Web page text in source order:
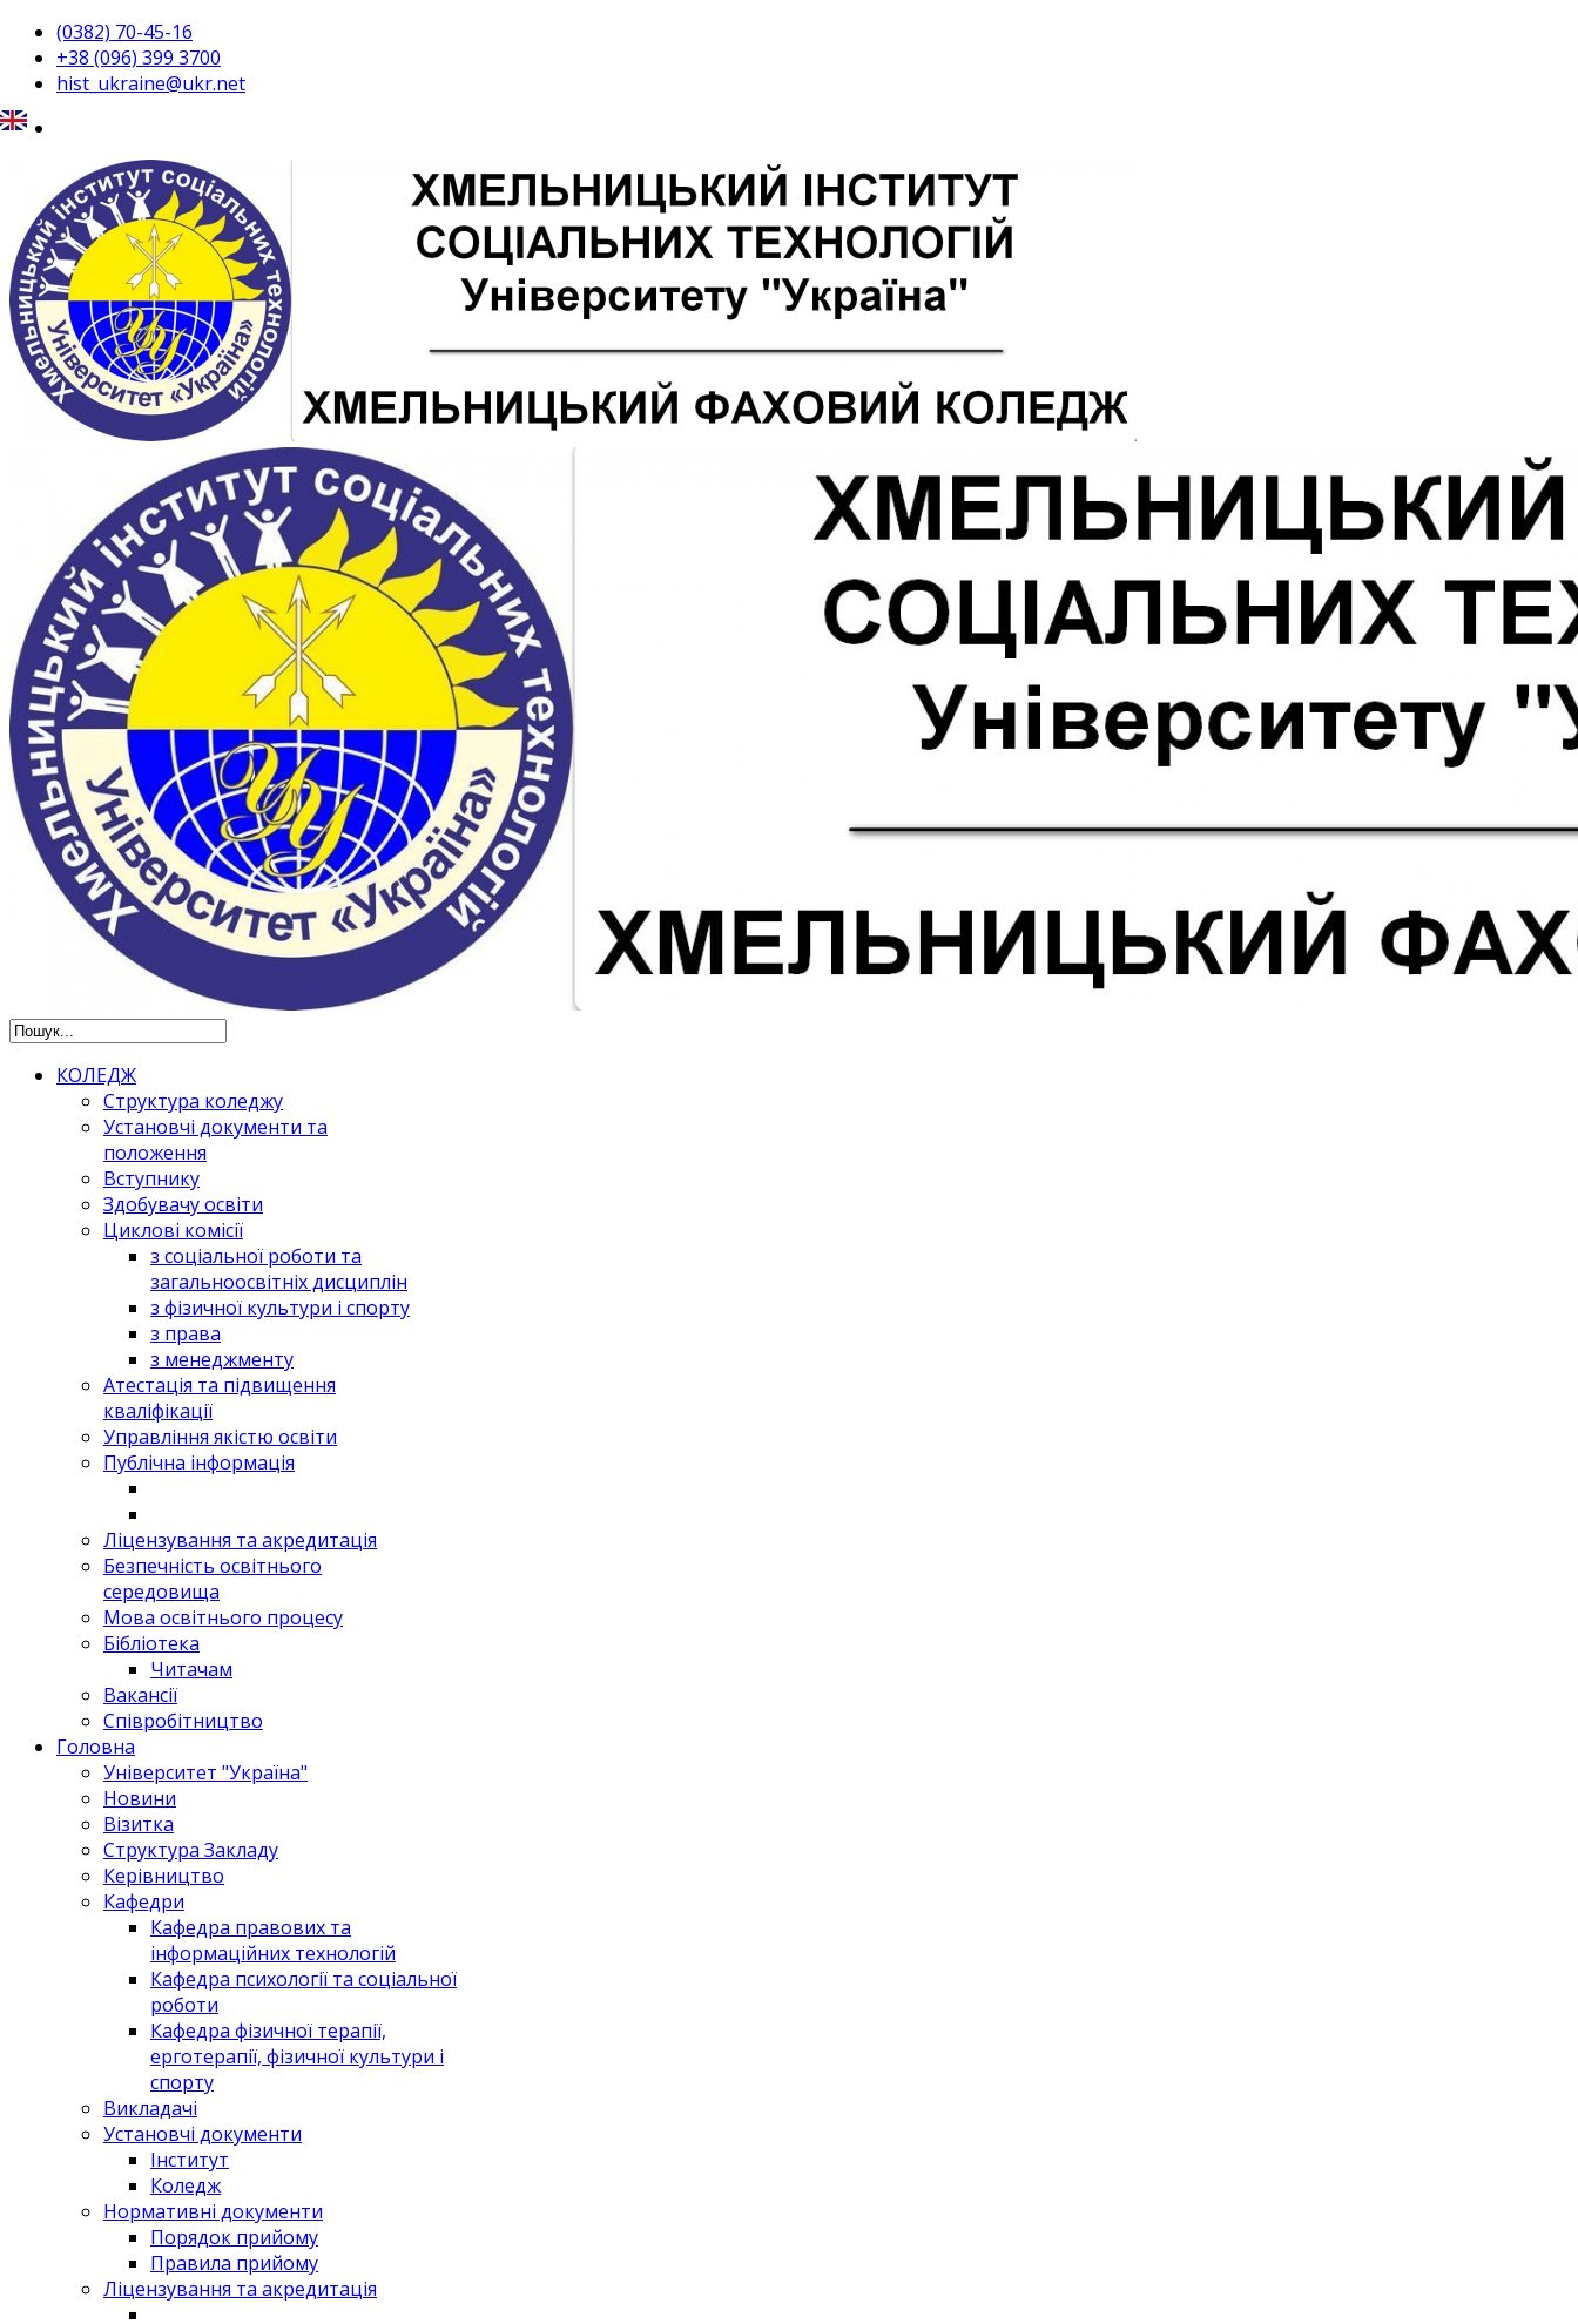
(0382) 70-45-16
+38 (096) 399 3700
hist_ukraine@ukr.net
КОЛЕДЖ
Структура коледжу
Установчі документи та
положення
Вступнику
Здобувачу освіти
Циклові комісії
з соціальної роботи та
загальноосвітніх дисциплін
з фізичної культури і спорту
з права
з менеджменту
Атестація та підвищення
кваліфікації
Управління якістю освіти
Публічна інформація
Ліцензування та акредитація
Безпечність освітнього
середовища
Мова освітнього процесу
Бібліотека
Читачам
Вакансії
Співробітництво
Головна
Університет "Україна"
Новини
Візитка
Структура Закладу
Керівництво
Кафедри
Кафедра правових та
інформаційних технологій
Кафедра психології та соціальної
роботи
Кафедра фізичної терапії,
ерготерапії, фізичної культури і
спорту
Викладачі
Установчі документи
Інститут
Коледж
Нормативні документи
Порядок прийому
Правила прийому
Ліцензування та акредитація